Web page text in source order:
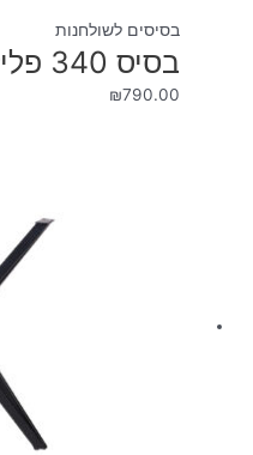
בסיסים לשולחנות
בסיס 340 פליז
₪790.00